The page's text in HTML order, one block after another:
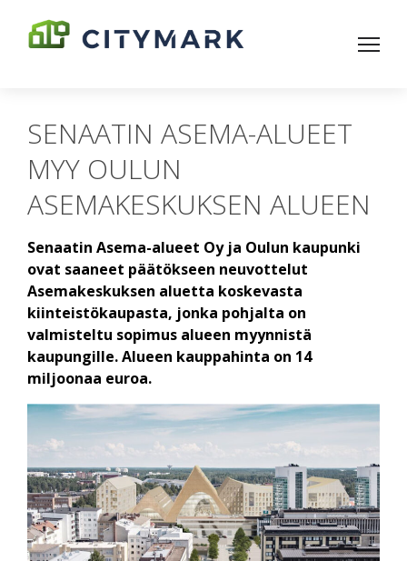
SENAATIN ASEMA-ALUEET
MYY OULUN
ASEMAKESKUKSEN ALUEEN
Senaatin Asema-alueet Oy ja Oulun kaupunki
ovat saaneet päätökseen neuvottelut
Asemakeskuksen aluetta koskevasta
kiinteistökaupasta, jonka pohjalta on
valmisteltu sopimus alueen myynnistä
kaupungille. Alueen kauppahinta on 14
miljoonaa euroa.